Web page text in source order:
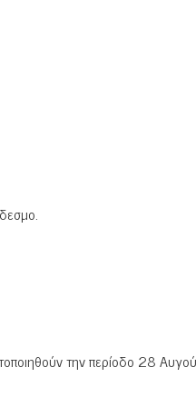
την περίοδο 28